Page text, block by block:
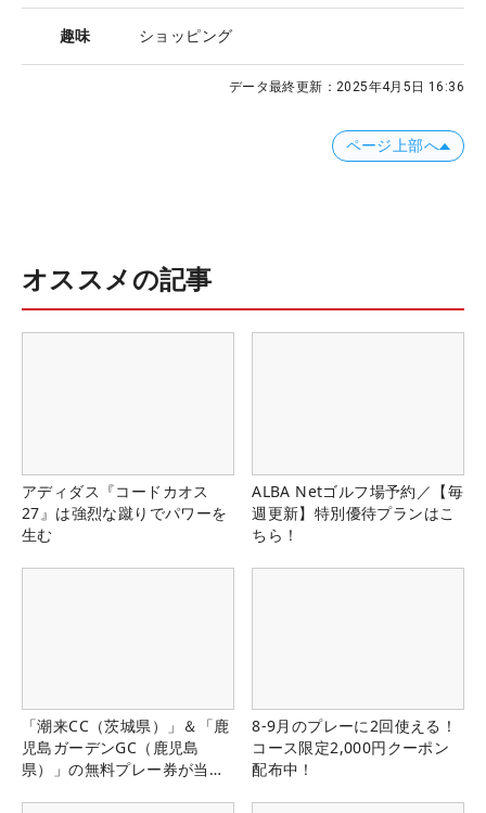
趣味 ショッピング
データ最終更新： 2025年4月5日 16:36
ページ上部へ
オススメの記事
アディダス『コードカオス
27』は強烈な蹴りでパワーを
生む
ALBA Netゴルフ場予約／【毎
週更新】特別優待プランはこ
ちら！
「潮来CC（茨城県）」＆「鹿
児島ガーデンGC（鹿児島
県）」の無料プレー券が当た
8-9月のプレーに2回使える！
コース限定2,000円クーポン
配布中！